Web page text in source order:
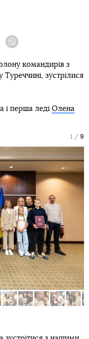
командирів з
Туреччині, зустрілися
і перша леді Олена
1 9